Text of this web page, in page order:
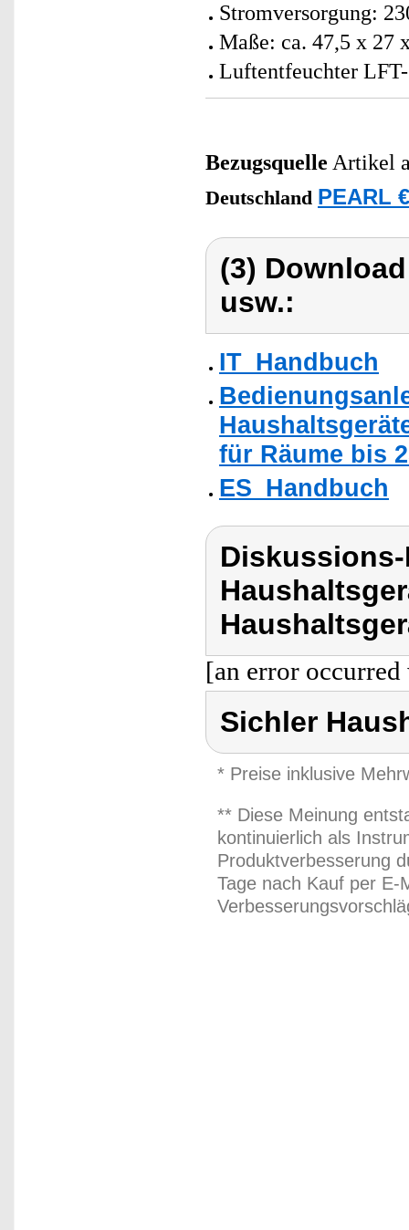
Stromversorgung:
Maße: ca. 47,5 x 27
Luftentfeuchter
Bezugsquelle Artikel
Deutschland PEARL
(3)
usw.:
IT_Handbuch
für Räume bis
ES_Handbuch
[an error
Sichler
* Preise inklusive
** Diese Meinung
kontinuierlich als
Produktverbesserung
Tage nach Kauf per E-